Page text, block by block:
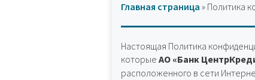
Главная страница » Политика
Настоящая Политика
которые АО «Банк
расположенного в сети